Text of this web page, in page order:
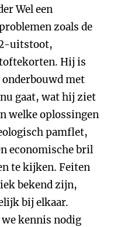
Wel een
zoals de
uitstoot,
Hij is
met
gaat, wat hij ziet
welke oplossingen
pamflet,
economische bril
te kijken. Feiten
bekend zijn,
bij elkaar.
we kennis nodig